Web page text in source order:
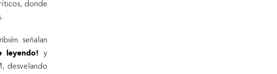
donde
señalan
leyendo!y
desvelando